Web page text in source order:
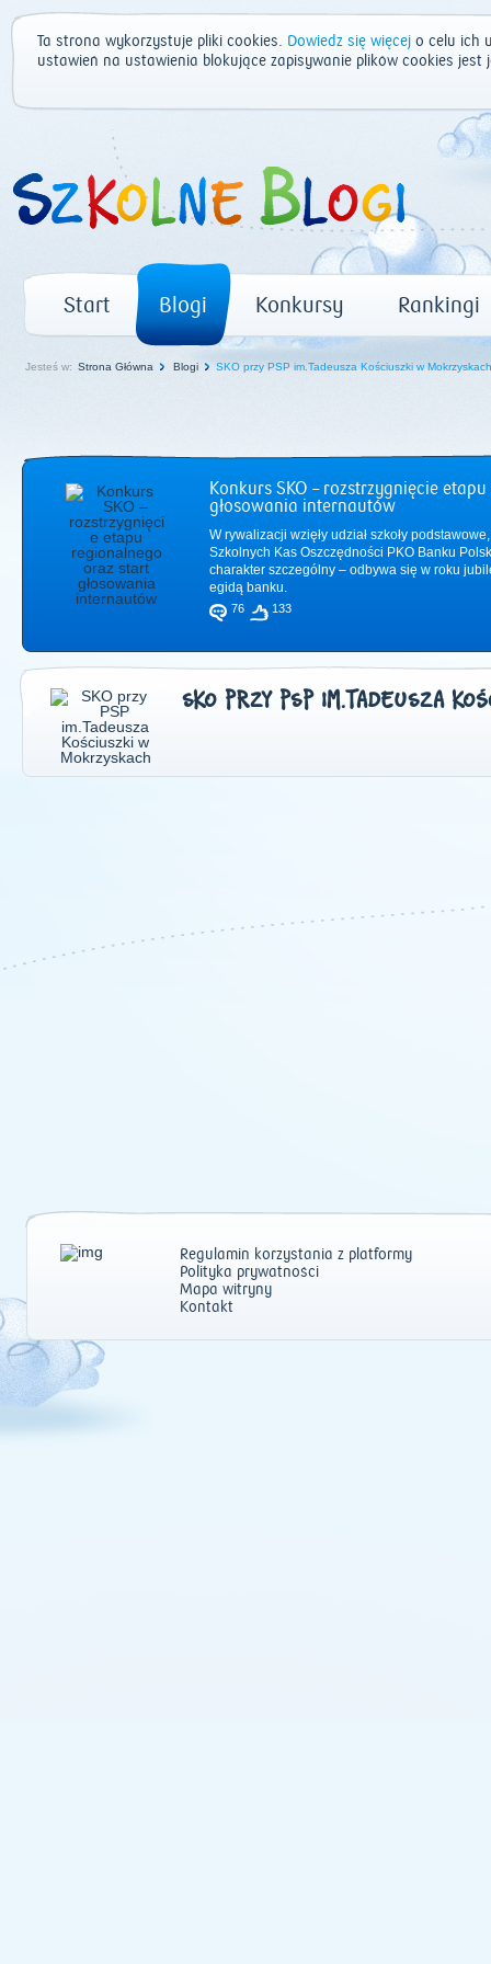
Ta strona wykorzystuje pliki cookies. Dowiedz się więcej o celu ich
ustawień na ustawienia blokujące zapisywanie plików cookies
Start Blogi Konkursy Rankingi
Jesteś w: Strona Główna Blogi SKO przy PSP im.Tadeusza Kościuszki w Mokrzyskach
Konkurs SKO – rozstrzygnięcie
głosowania internautów
W rywalizacji wzięły udział szkoły
Szkolnych Kas Oszczędności PKO Banku
charakter szczególny – odbywa się w roku
egidą banku.
76 133
SKO PRZY PSP IM.TADEUSZA
Regulamin korzystania z platformy
Polityka prywatności
Mapa witryny
Kontakt